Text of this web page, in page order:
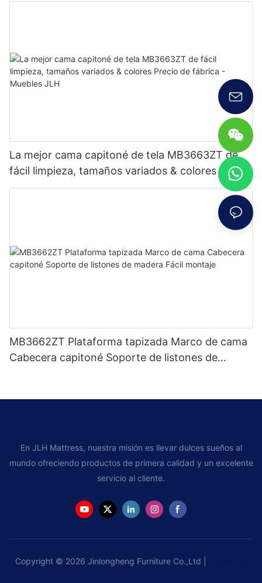
La mejor cama capitoné de tela MB3663ZT de
fácil limpieza, tamaños variados & colores Precio
de fábrica - Muebles JLH
MB3662ZT Plataforma tapizada Marco de cama
Cabecera capitoné Soporte de listones de
En JLH Mattress, nuestra misión es llevar dulces sueños al
mundo ofreciendo productos de primera calidad y un excelente
servicio al cliente.
Copyright © 2026 Jinlongheng Furniture Co.,Ltd |